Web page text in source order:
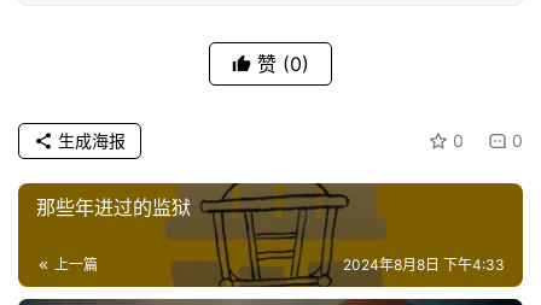
益
佛
教
人
物
寺
登录 注册
赞 (0)
0 0
生成海报
那些年进过的监狱
上一篇 2024年8月8日 下午4:33